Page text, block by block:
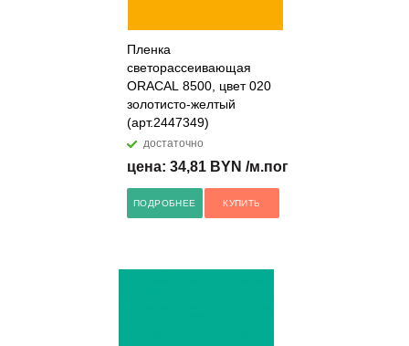
Пленка
светорассеивающая
ORACAL 8500, цвет 020
золотисто-желтый
(арт.2447349)
достаточно
цена: 34,81 BYN /м.пог
ПОДРОБНЕЕ КУПИТЬ